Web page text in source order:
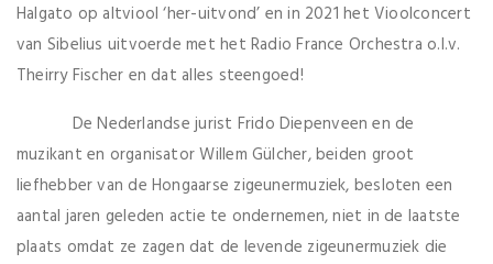
Halgato op altviool ‘her-uitvond’ en in 2021 het Vioolconcert
van Sibelius uitvoerde met het Radio France Orchestra o.l.v.
Theirry Fischer en dat alles steengoed!
De Nederlandse jurist Frido Diepenveen en de
muzikant en organisator Willem Gülcher, beiden groot
liefhebber van de Hongaarse zigeunermuziek, besloten een
aantal jaren geleden actie te ondernemen, niet in de laatste
plaats omdat ze zagen dat de levende zigeunermuziek die